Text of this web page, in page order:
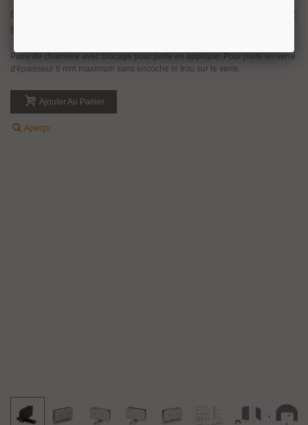
Charnière En Applique Pour Porte De Vitrine
En Verre
TTC
Paire de charnière avec blocage pour porte en applique. Pour porte en verre
d'épaisseur 6 mm maximum sans encoche ni trou sur le verre.
Ajouter Au Panier
Aperçu